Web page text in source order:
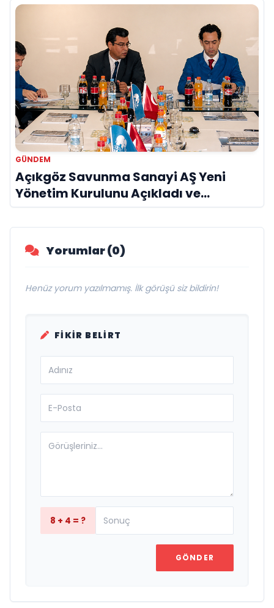
GÜNDEM
Açıkgöz Savunma Sanayi AŞ Yeni
Yönetim Kurulunu Açıkladı ve
Savunma Sanayinde Küresel Vizyon
Vurgusu
Yorumlar (0)
Henüz yorum yazılmamış. İlk görüşü siz bildirin!
FIKIR BELIRT
8 + 4 = ?
GÖNDER